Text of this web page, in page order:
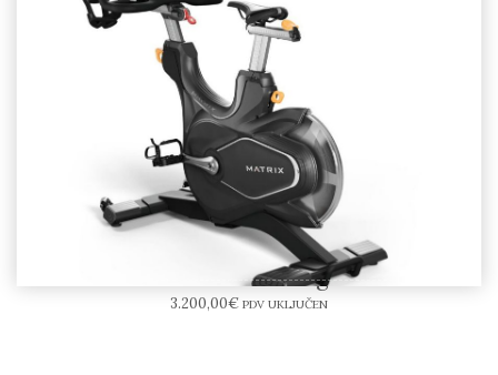
Matrix CXM Training Bicikl
3.200,00€ PDV UKLJUČEN